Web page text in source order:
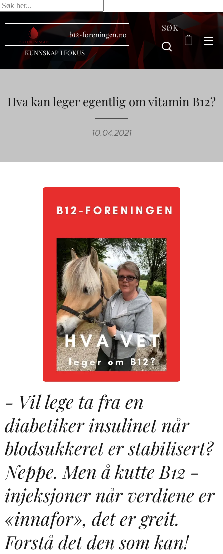
b12-foreningen.no
KUNNSKAP I FOKUS
SØK
Hva kan leger egentlig om vitamin B12?
10.04.2021
- Vil lege ta fra en
diabetiker insulinet når
blodsukkeret er stabilisert?
Neppe. Men å kutte B12 -
injeksjoner når verdiene er
«innafor», det er greit.
Forstå det den som kan!